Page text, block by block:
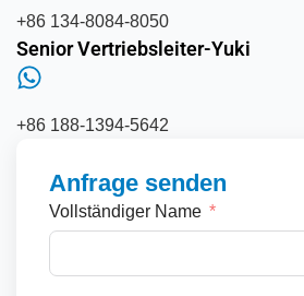
+86 134-8084-8050
Senior Vertriebsleiter-Yuki
+86 188-1394-5642
Anfrage senden
Vollständiger Name